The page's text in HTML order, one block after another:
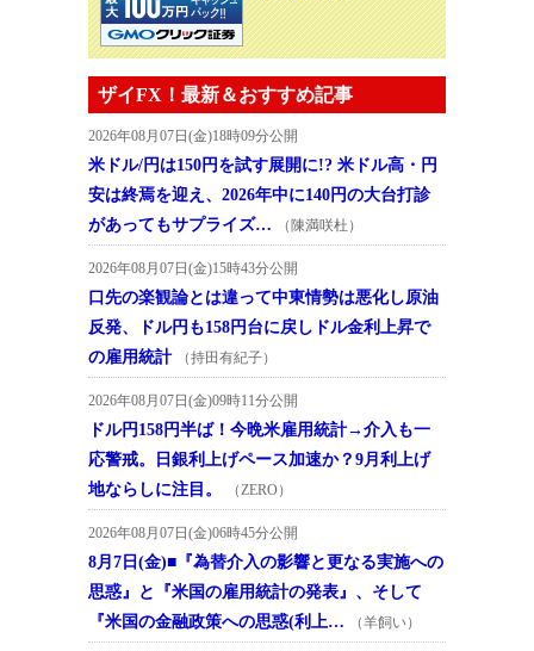
ザイFX！最新＆おすすめ記事
2026年08月07日(金)18時09分公開
米ドル/円は150円を試す展開に!? 米ドル高・円
安は終焉を迎え、2026年中に140円の大台打診
があってもサプライズ…
（陳満咲杜）
2026年08月07日(金)15時43分公開
口先の楽観論とは違って中東情勢は悪化し原油
反発、ドル円も158円台に戻しドル金利上昇で
の雇用統計
（持田有紀子）
2026年08月07日(金)09時11分公開
ドル円158円半ば！今晩米雇用統計→介入も一
応警戒。日銀利上げペース加速か？9月利上げ
地ならしに注目。
（ZERO）
2026年08月07日(金)06時45分公開
8月7日(金)■『為替介入の影響と更なる実施への
思惑』と『米国の雇用統計の発表』、そして
『米国の金融政策への思惑(利上…
（羊飼い）